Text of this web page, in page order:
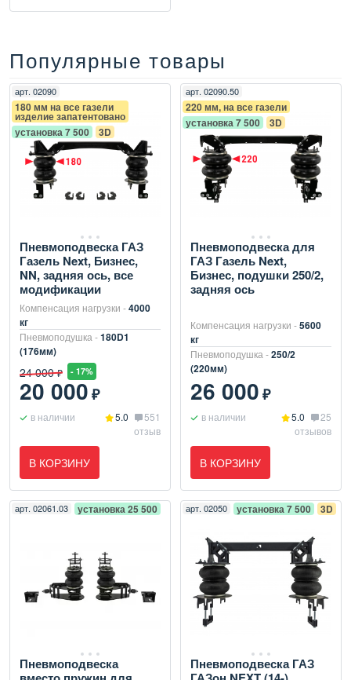
Популярные товары
арт. 02090
180 мм на все газели
изделие запатентовано
установка 7 500
3D
Пневмоподвеска ГАЗ
Газель Next, Бизнес,
NN, задняя ось, все
модификации
Компенсация нагрузки -4000
кг
Пневмоподушка -180D1
(176мм)
24 000 ₽ - 17%
20 000₽
в наличии 5.0
551
отзыв
В КОРЗИНУ
арт. 02090.50
220 мм, на все газели
установка 7 500
3D
Пневмоподвеска для
ГАЗ Газель Next,
Бизнес, подушки 250/2,
задняя ось
Компенсация нагрузки -5600
кг
Пневмоподушка -250/2
(220мм)
26 000₽
в наличии 5.0
25
отзывов
В КОРЗИНУ
арт. 02061.03 установка 25 500
Пневмоподвеска
арт. 02050 установка 7 500 3D
Пневмоподвеска ГАЗ